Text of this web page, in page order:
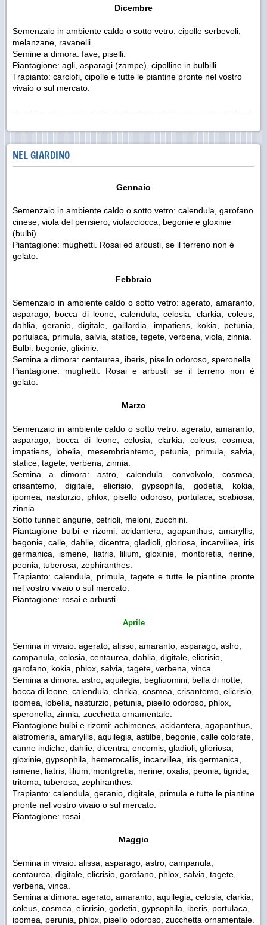
Dicembre
Semenzaio in ambiente caldo o sotto vetro: cipolle serbevoli,
melanzane, ravanelli.
Semine a dimora: fave, piselli.
Piantagione: agli, asparagi (zampe), cipolline in bulbilli.
Trapianto: carciofi, cipolle e tutte le piantine pronte nel vostro
vivaio o sul mercato.
NEL GIARDINO
Gennaio
Semenzaio in ambiente caldo o sotto vetro: calendula, garofano
cinese, viola del pensiero, violacciocca, begonie e gloxinie
(bulbi).
Piantagione: mughetti. Rosai ed arbusti, se il terreno non è
gelato.
Febbraio
Semenzaio in ambiente caldo o sotto vetro: agerato, amaranto,
asparago, bocca di leone, calendula, celosia, clarkia, coleus,
dahlia, geranio, digitale, gaillardia, impatiens, kokia, petunia,
portulaca, primula, salvia, statice, tegete, verbena, viola, zinnia.
Bulbi: begonie, glixinie.
Semina a dimora: centaurea, iberis, pisello odoroso, speronella.
Piantagione: mughetti. Rosai e arbusti se il terreno non è
gelato.
Marzo
Semenzaio in ambiente caldo o sotto vetro: agerato, amaranto,
asparago, bocca di leone, celosia, clarkia, coleus, cosmea,
impatiens, lobelia, mesembriantemo, petunia, primula, salvia,
statice, tagete, verbena, zinnia.
Semina a dimora: astro, calendula, convolvolo, cosmea,
crisantemo, digitale, elicrisio, gypsophila, godetia, kokia,
ipomea, nasturzio, phlox, pisello odoroso, portulaca, scabiosa,
zinnia.
Sotto tunnel: angurie, cetrioli, meloni, zucchini.
Piantagione bulbi e rizomi: acidantera, agapanthus, amaryllis,
begonie, calle, dahlie, dicentra, gladioli, gloriosa, incarvillea, iris
germanica, ismene, liatris, lilium, gloxinie, montbretia, nerine,
peonia, tuberosa, zephiranthes.
Trapianto: calendula, primula, tagete e tutte le piantine pronte
nel vostro vivaio o sul mercato.
Piantagione: rosai e arbusti.
Aprile
Semina in vivaio: agerato, alisso, amaranto, asparago, aslro,
campanula, celosia, centaurea, dahlia, digitale, elicrisio,
garofano, kokia, phlox, salvia, tagete, verbena, vinca.
Semina a dimora: astro, aquilegia, begliuomini, bella di notte,
bocca di leone, calendula, clarkia, cosmea, crisantemo, elicrisio,
ipomea, lobelia, nasturzio, petunia, pisello odoroso, phlox,
speronella, zinnia, zucchetta ornamentale.
Piantagione bulbi e rizomi: achimenes, acidantera, agapanthus,
alstromeria, amaryllis, aquilegia, astilbe, begonie, calle colorate,
canne indiche, dahlie, dicentra, encomis, gladioli, glioriosa,
gloxinie, gypsophila, hemerocallis, incarvillea, iris germanica,
ismene, liatris, lilium, montgretia, nerine, oxalis, peonia, tigrida,
tritoma, tuberosa, zephiranthes.
Trapianto: calendula, geranio, digitale, primula e tutte le piantine
pronte nel vostro vivaio o sul mercato.
Piantagione: rosai.
Maggio
Semina in vivaio: alissa, asparago, astro, campanula,
centaurea, digitale, elicrisio, garofano, phlox, salvia, tagete,
verbena, vinca.
Semina a dimora: agerato, amaranto, aquilegia, celosia, clarkia,
coleus, cosmea, elicrisio, godetia, gypsophila, iberis, portulaca,
ipomea, perunia, phlox, pisello odoroso, zucchetta ornamentale.